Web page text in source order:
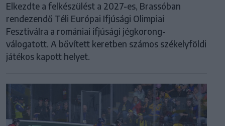
Elkezdte a felkészülést a 2027-es, Brassóban
rendezendő Téli Európai Ifjúsági Olimpiai
Fesztiválra a romániai ifjúsági jégkorong-
válogatott. A bővített keretben számos székelyföldi
játékos kapott helyet.